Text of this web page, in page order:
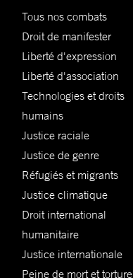
Tous nos combats
Droit de manifester
Liberté d'expression
Liberté d'association
Technologies et droits
humains
Justice raciale
Justice de genre
Réfugiés et migrants
Justice climatique
Droit international
humanitaire
Justice internationale
Peine de mort et torture